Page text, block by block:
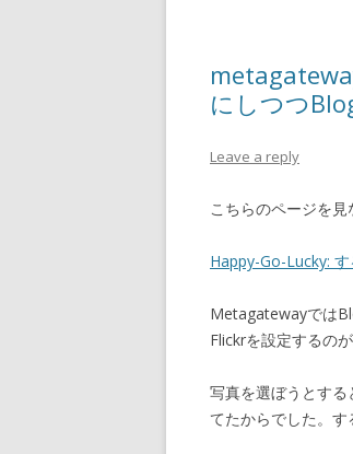
にしつつ
Leave a reply
こちらのページを見
Happy-Go-Lucky:
Metagatewayでは
Flickrを設定するの
写真を選ぼうとす
てたからでした。す